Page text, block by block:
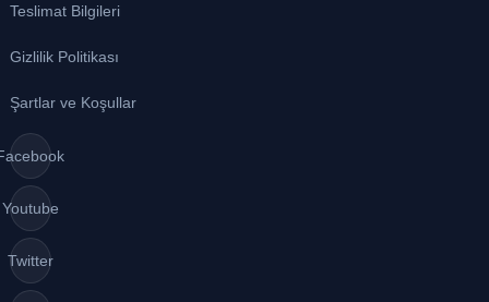
Teslimat Bilgileri
Gizlilik Politikası
Şartlar ve Koşullar
Youtube
Twitter